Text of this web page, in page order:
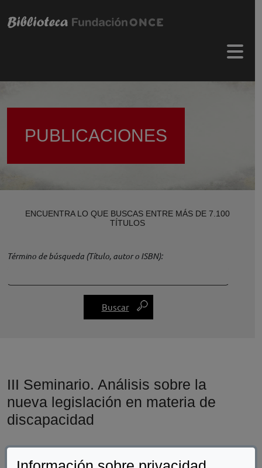
PUBLICACIONES
ENCUENTRA LO QUE BUSCAS ENTRE MÁS DE 7.100
TÍTULOS
Término de búsqueda (Título, autor o ISBN)
III Seminario. Análisis sobre la
nueva legislación en materia de
discapacidad